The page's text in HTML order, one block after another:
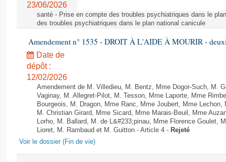
23/06/2026
santé - Prise en compte des troubles psychiatriques dans le
des troubles psychiatriques dans le plan national canicule
Amendement n° 1535 - DROIT À L'AIDE À MOURIR -
Date de
dépôt :
12/02/2026
Amendement de M. Villedieu, M. Bentz, Mme Dogor-Such, M.
Vaginay, M. Allegret-Pilot, M. Tesson, Mme Laporte, Mme
Bourgeois, M. Dragon, Mme Ranc, Mme Joubert, Mme
M. Christian Girard, Mme Sicard, Mme Marais-Beuil, Mme
Lorho, M. Ballard, M. de L&#233;pinau, Mme Florence Goulet,
Lioret, M. Rambaud et M. Guitton - Article 4 - Rejeté
Voir le dossier (Fin de vie)